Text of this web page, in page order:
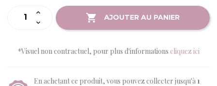
AJOUTER AU PANIER
*Visuel non contractuel, pour plus d'informations cliquez ici
En achetant ce produit, vous pouvez collecter jusqu'à 1